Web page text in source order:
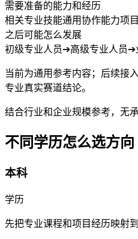
需要准备的能力和经历
相关专业技能通用协作能力项
之后可能怎么发展
初级专业人员➔高级专业人员➔
当前为通用参考内容；后续接
专业真实赛道结论。
结合行业和企业规模参考，无
不同学历怎么选方向
本科
学历
先把专业课程和项目经历映射